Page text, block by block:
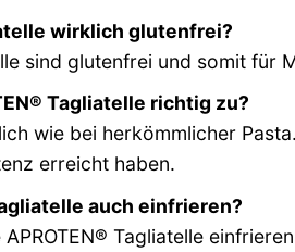
wirklich glutenfrei?
sind glutenfrei und somit
Tagliatelle richtig zu?
wie bei herkömmlicher
erreicht haben.
auch einfrieren?
Tagliatelle